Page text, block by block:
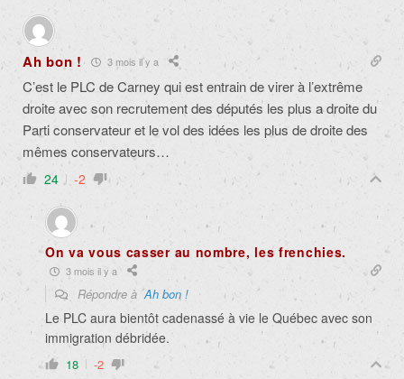
Ah bon ! 3 mois il y a
C’est le PLC de Carney qui est entrain de virer à l’extrême
droite avec son recrutement des députés les plus a droite du
Parti conservateur et le vol des idées les plus de droite des
mêmes conservateurs…
24 -2
On va vous casser au nombre, les frenchies.
3 mois il y a
Répondre àAh bon !
Le PLC aura bientôt cadenassé à vie le Québec avec son
immigration débridée.
18 -2